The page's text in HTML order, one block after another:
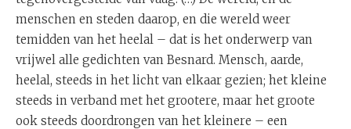
menschen en steden daarop, en die wereld weer
temidden van het heelal – dat is het onderwerp van
vrijwel alle gedichten van Besnard. Mensch, aarde,
heelal, steeds in het licht van elkaar gezien; het kleine
steeds in verband met het grootere, maar het groote
ook steeds doordrongen van het kleinere – een